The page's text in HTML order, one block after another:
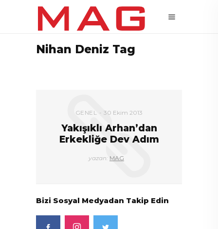
Nihan Deniz Tag
GENEL 30 Ekim 2013
Yakışıklı Arhan’dan
Erkekliğe Dev Adım
yazan: MAG
Bizi Sosyal Medyadan Takip Edin